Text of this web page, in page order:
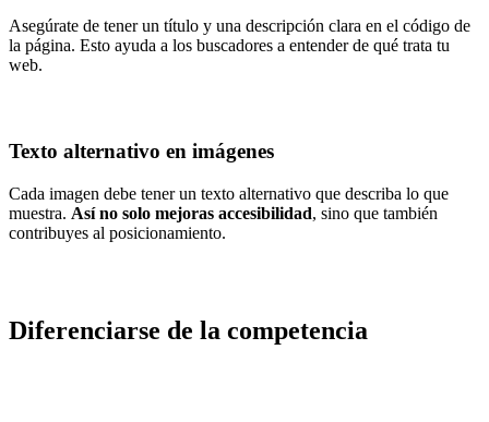
Asegúrate de tener un título y una descripción clara en el código de
la página. Esto ayuda a los buscadores a entender de qué trata tu
web.
Texto alternativo en imágenes
Cada imagen debe tener un texto alternativo que describa lo que
muestra. Así no solo mejoras accesibilidad, sino que también
contribuyes al posicionamiento.
Diferenciarse de la competencia